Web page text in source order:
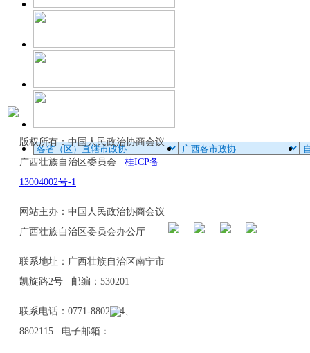
版权所有：中国人民政治协商会议
广西壮族自治区委员会 桂ICP备
13004002号-1
网站主办：中国人民政治协商会议
广西壮族自治区委员会办公厅
联系地址：广西壮族自治区南宁市
凯旋路2号 邮编：530201
联系电话：0771-8802114、
8802115 电子邮箱：